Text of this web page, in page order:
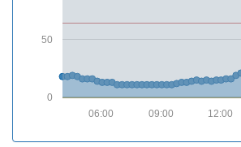
0
50
12:00
09:00
06:00